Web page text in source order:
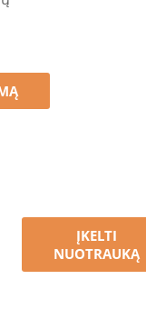
ĮKELTI
NUOTRAUKĄ